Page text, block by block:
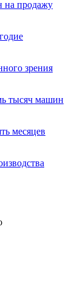
на продажу
зрения
тысяч машин
месяцев